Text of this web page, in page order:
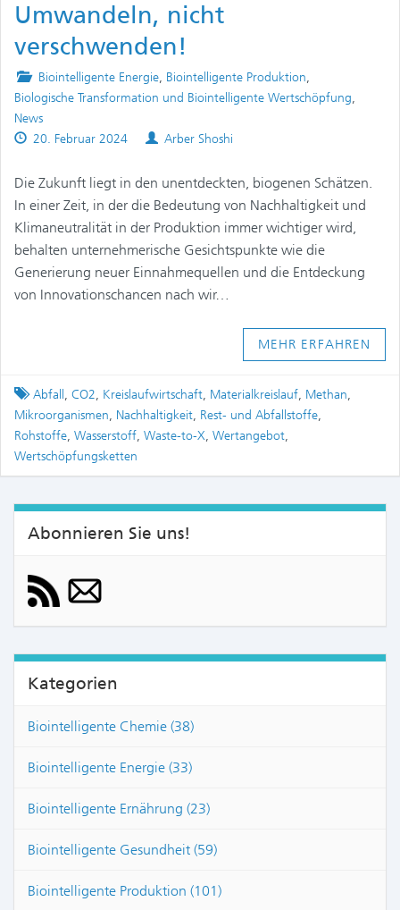
Umwandeln, nicht
verschwenden!
Posted
in
Biointelligente Energie, Biointelligente Produktion,
Biologische Transformation und Biointelligente Wertschöpfung,
News
Published
20. Februar 2024 Authors
Arber Shoshi
Die Zukunft liegt in den unentdeckten, biogenen Schätzen.
In einer Zeit, in der die Bedeutung von Nachhaltigkeit und
Klimaneutralität in der Produktion immer wichtiger wird,
behalten unternehmerische Gesichtspunkte wie die
Generierung neuer Einnahmequellen und die Entdeckung
von Innovationschancen nach wir…
MEHR ERFAHREN
Tagged
Abfall , CO2, Kreislaufwirtschaft, Materialkreislauf, Methan,
Mikroorganismen, Nachhaltigkeit, Rest- und Abfallstoffe,
Rohstoffe, Wasserstoff, Waste-to-X, Wertangebot,
Wertschöpfungsketten
Abonnieren Sie uns!
Kategorien
Biointelligente Chemie (38)
Biointelligente Energie (33)
Biointelligente Ernährung (23)
Biointelligente Gesundheit (59)
Biointelligente Produktion (101)